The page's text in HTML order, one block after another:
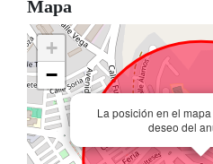
Mapa
La posición en el
deseo del
+
−